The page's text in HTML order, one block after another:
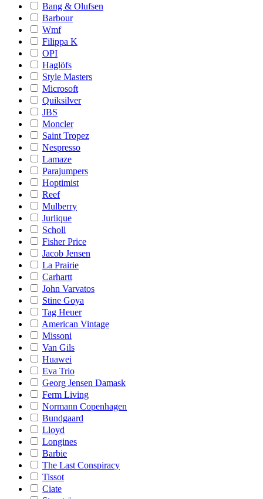
Bang & Olufsen
Barbour
Wmf
Filippa K
OPI
Haglöfs
Style Masters
Microsoft
Quiksilver
JBS
Moncler
Saint Tropez
Nespresso
Lamaze
Parajumpers
Hoptimist
Reef
Mulberry
Jurlique
Scholl
Fisher Price
Jacob Jensen
La Prairie
Carhartt
John Varvatos
Stine Goya
Tag Heuer
American Vintage
Missoni
Van Gils
Huawei
Eva Trio
Georg Jensen Damask
Ferm Living
Normann Copenhagen
Bundgaard
Lloyd
Longines
Barbie
The Last Conspiracy
Tissot
Ciate